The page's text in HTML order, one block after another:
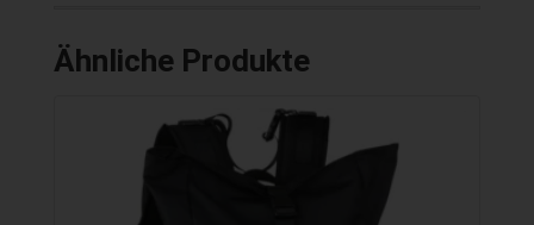
Ähnliche Produkte